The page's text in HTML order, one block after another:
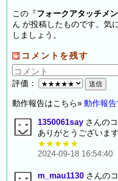
この『フォークアタッチメ
ん が投稿したものです。気
しましょう。
コメントを残す
評価：
動作報告はこちら»動作報告
1350061say さんの
ありがとうございます
★★★★★
2024-09-18 16:54:40
m_mau1130 さんの